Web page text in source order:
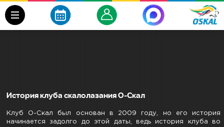
История клуба скалолазания О-Скал
Клуб О-Скал был основан в 2009 году, но его история
начинается задолго до этой даты, ведь история клуба во